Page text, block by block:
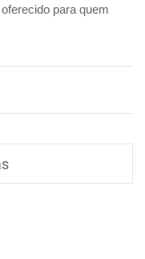
para quem